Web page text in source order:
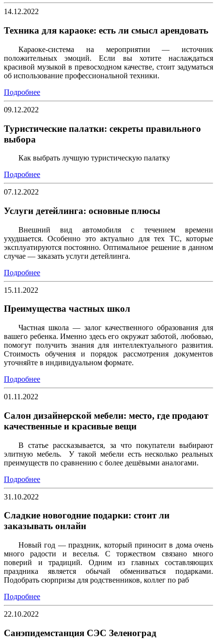
14.12.2022
Техника для караоке: есть ли смысл арендовать
Караоке-система на мероприятии — источник
положительных эмоций. Если вы хотите наслаждаться
красивой музыкой в превосходном качестве, стоит задуматься
об использование профессиональной техники.
Подробнее
09.12.2022
Туристические палатки: секреты правильного
выбора
Как выбрать лучшую туристическую палатку
Подробнее
07.12.2022
Услуги детейлинга: основные плюсы
Внешний вид автомобиля с течением времени
ухудшается. Особенно это актуально для тех ТС, которые
эксплуатируются постоянно. Оптимальное решение в данном
случае — заказать услуги детейлинга.
Подробнее
15.11.2022
Преимущества частных школ
Частная школа — залог качественного образования для
вашего ребенка. Именно здесь его окружат заботой, любовью,
помогут получить знания для интеллектуального развития.
Стоимость обучения и порядок рассмотрения документов
уточняйте в индивидуальном формате.
Подробнее
01.11.2022
Салон дизайнерской мебели: место, где продают
качественные и красивые вещи
В статье рассказывается, за что покупатели выбирают
элитную мебель. У такой мебели есть несколько реальных
преимуществ по сравнению с более дешёвыми аналогами.
Подробнее
31.10.2022
Сладкие новогодние подарки: стоит ли
заказывать онлайн
Новый год — праздник, который приносит в дома очень
много радости и веселья. С торжеством связано много
поверий и традиций. Одним из главных составляющих
праздника является обычай обмениваться подарками.
Подобрать сюрпризы для родственников, коллег по раб
Подробнее
22.10.2022
Санэпидемстанция СЭС Зеленоград